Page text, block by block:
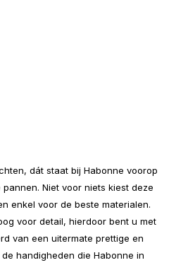
dát staat bij Habonne voorop
Niet voor niets kiest deze
enkel voor de beste materialen.
voor detail, hierdoor bent u met
van een uitermate prettige en
handigheden die Habonne in